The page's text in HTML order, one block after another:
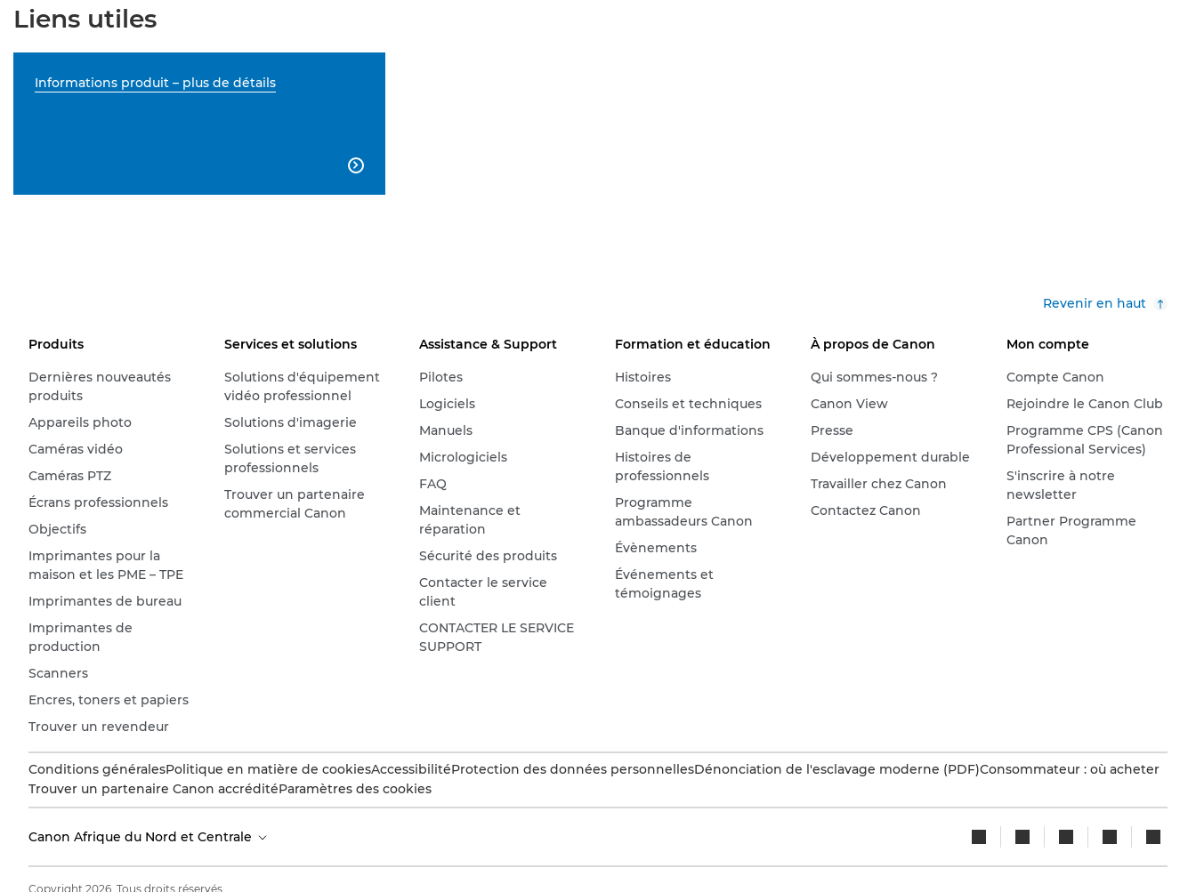
Liens utiles
Informations produit – plus de détails

Revenir en haut
Produits
Dernières nouveautés
produits
Appareils photo
Caméras vidéo
Caméras PTZ
Écrans professionnels
Objectifs
Imprimantes pour la
maison et les PME – TPE
Imprimantes de bureau
Imprimantes de
production
Scanners
Encres, toners et papiers
Trouver un revendeur
Services et solutions
Solutions d'équipement
vidéo professionnel
Solutions d'imagerie
Solutions et services
professionnels
Trouver un partenaire
commercial Canon
Assistance & Support
Pilotes
Logiciels
Manuels
Micrologiciels
FAQ
Maintenance et
réparation
Sécurité des produits
Contacter le service
client
CONTACTER LE SERVICE
SUPPORT
Formation et éducation
Histoires
Conseils et techniques
Banque d'informations
Histoires de
professionnels
Programme
ambassadeurs Canon
Évènements
Événements et
témoignages
À propos de Canon
Qui sommes-nous ?
Canon View
Presse
Développement durable
Travailler chez Canon
Contactez Canon
Mon compte
Compte Canon
Rejoindre le Canon Club
Programme CPS (Canon
Professional Services)
S'inscrire à notre
newsletter
Partner Programme
Canon
Conditions généralesPolitique en matière de cookiesAccessibilitéProtection des données personnellesDénonciation de l'esclavage moderne (PDF)Consommateur : où acheter
Trouver un partenaire Canon accréditéParamètres des cookies
Canon Afrique du Nord et Centrale
Copyright 2026. Tous droits réservés.